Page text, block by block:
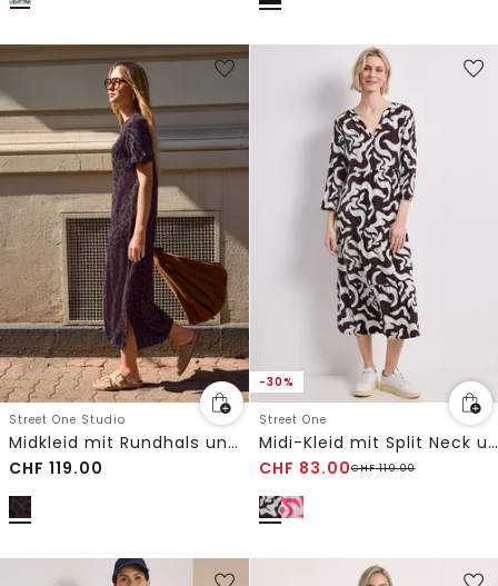
Street One Studio
Midkleid mit Rundhals und Leo-Muster
CHF 119.00
-30%
Street One
Midi-Kleid mit Split Neck und Print
CHF 83.00CHF119.00